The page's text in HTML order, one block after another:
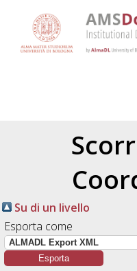
Su di un livello
Esporta come